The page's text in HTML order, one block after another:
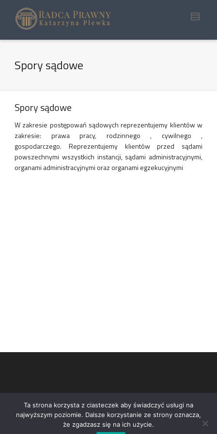
Spory sądowe
Spory sądowe
W zakresie postępowań sądowych reprezentujemy klientów w
zakresie: prawa pracy, rodzinnego , cywilnego ,
gospodarczego. Reprezentujemy klientów przed sądami
powszechnymi wszystkich instancji, sądami administracyjnymi,
organami administracyjnymi oraz organami egzekucyjnymi
Ta strona korzysta z ciasteczek aby świadczyć usługi na
najwyższym poziomie. Dalsze korzystanie ze strony oznacza,
że zgadzasz się na ich użycie.